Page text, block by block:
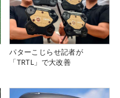
パターこじらせ記者が
「TRTL」で大改善